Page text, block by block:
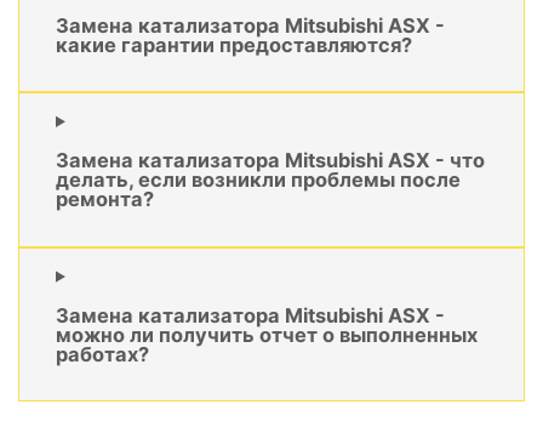
Замена катализатора Mitsubishi ASX -
какие гарантии предоставляются?
Замена катализатора Mitsubishi ASX - что
делать, если возникли проблемы после
ремонта?
Замена катализатора Mitsubishi ASX -
можно ли получить отчет о выполненных
работах?